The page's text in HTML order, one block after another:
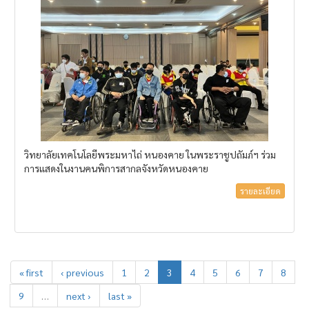
วิทยาลัยเทคโนโลยีพระมหาไถ่ หนองคาย ในพระราชูปถัมภ์ฯ ร่วม
การแสดงในงานคนพิการสากลจังหวัดหนองคาย
รายละเอียด
« first ‹ previous 1 2 3 4 5 6 7
8
9
… next › last »